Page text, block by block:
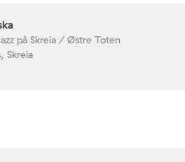
på Skreia / Østre Toten
Skreia